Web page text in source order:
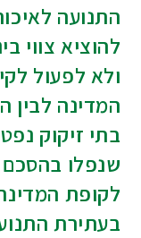
התנועה
להוציא צווי
ולא לפעול
המדינה לבין
בתי זיקוק
שנפלו
לקופת
בעתירת